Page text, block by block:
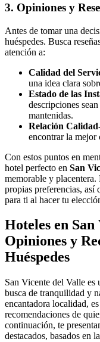
3. Opiniones y
Antes de tomar una
huéspedes. Busca
atención a:
Calidad del
una idea clara
Estado de las
descripciones
mantenidas.
Relación
encontrar la mejor
Con estos puntos en
hotel perfecto en San
memorable y placentera.
propias preferencias, así
para ti al hacer tu
Hoteles en
Opiniones y
Huéspedes
San Vicente del Valle es
busca de tranquilidad y
encantadora localidad,
recomendaciones de
continuación, te
destacados, basados en